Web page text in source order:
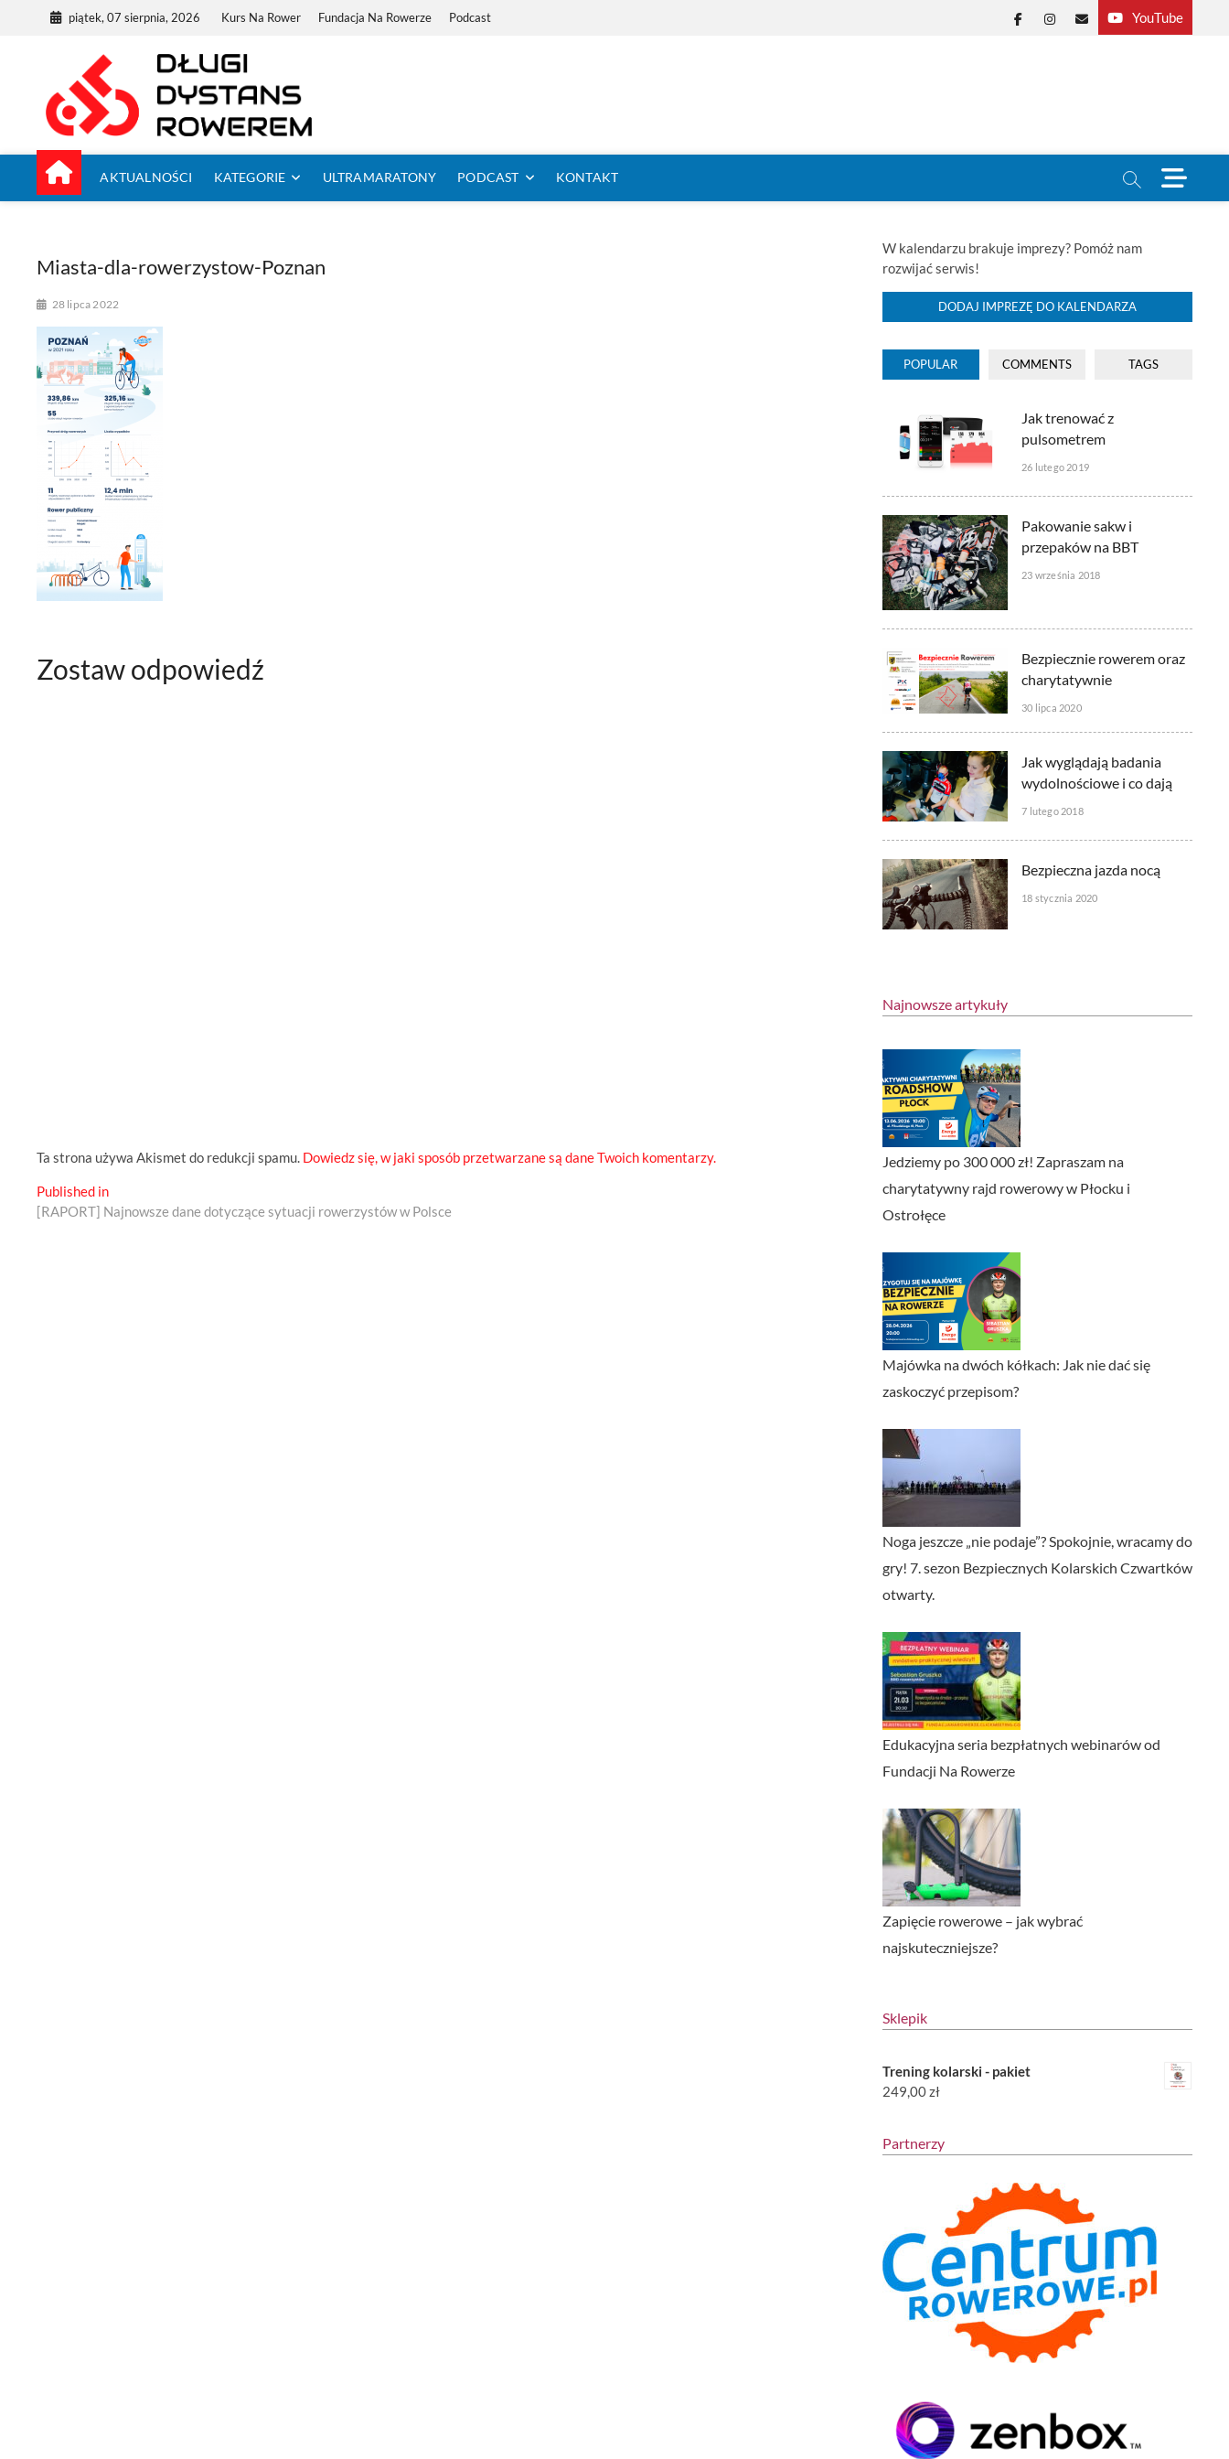
piątek, 07 sierpnia, 2026 Kurs Na Rower Fundacja Na Rowerze Podcast YouTube
Facebook
Instagram
E-
AKTUALNOŚCI KATEGORIE ULTRAMARATONY PODCAST KONTAKT
M
e
n
o
Miasta-dla-rowerzystow-Poznan
28 lipca 2022
Zostaw odpowiedź
Ta strona używa Akismet do redukcji spamu. Dowiedz się, w jaki sposób przetwarzane są dane Twoich komentarzy.
Nawigacja
wpisu
Published in
[RAPORT] Najnowsze dane dotyczące sytuacji rowerzystów w Polsce
W kalendarzu brakuje imprezy? Pomóż nam
rozwijać serwis!
DODAJ IMPREZĘ DO KALENDARZA
POPULAR COMMENTS TAGS
Jak trenować z
pulsometrem
26 lutego 2019
Pakowanie sakw i
przepaków na BBT
23 września 2018
Bezpiecznie rowerem oraz
charytatywnie
30 lipca 2020
Jak wyglądają badania
wydolnościowe i co dają
7 lutego 2018
Bezpieczna jazda nocą
18 stycznia 2020
Najnowsze artykuły
Jedziemy po 300 000 zł! Zapraszam na
charytatywny rajd rowerowy w Płocku i
Ostrołęce
Majówka na dwóch kółkach: Jak nie dać się
zaskoczyć przepisom?
Noga jeszcze „nie podaje”? Spokojnie, wracamy do
gry! 7. sezon Bezpiecznych Kolarskich Czwartków
otwarty.
Edukacyjna seria bezpłatnych webinarów od
Fundacji Na Rowerze
Zapięcie rowerowe – jak wybrać
najskuteczniejsze?
Sklepik
Trening kolarski - pakiet
249,00zł
Partnerzy